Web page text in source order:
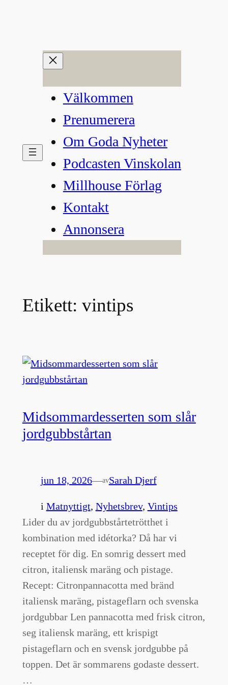
Välkommen
Prenumerera
Om Goda Nyheter
Podcasten Vinskolan
Millhouse Förlag
Kontakt
Annonsera
Etikett: vintips
Midsommardesserten som slår
jordgubbstårtan
jun 18, 2026—avSarah Djerf
i Matnyttigt, Nyhetsbrev, Vintips
Lider du av jordgubbstårtetrötthet i
kombination med idétorka? Då har vi
receptet för dig. En somrig dessert med
citron, italiensk maräng och pistage.
Recept: Citronpannacotta med bränd
italiensk maräng, pistageflarn och svenska
jordgubbar Len pannacotta med frisk citron,
seg italiensk maräng, ett krispigt
pistageflarn och en svensk jordgubbe på
toppen. Det är sommarens godaste dessert.
…